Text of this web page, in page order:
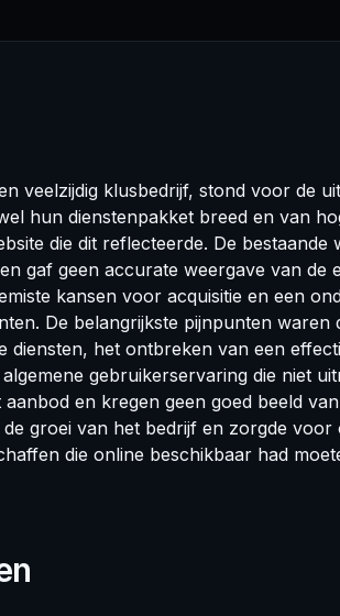
veelzijdig klusbedrijf, stond voor de
hun dienstenpakket breed en van
die dit reflecteerde. De bestaande
gaf geen accurate weergave van de
kansen voor acquisitie en een
De belangrijkste pijnpunten waren
diensten, het ontbreken van een
gebruikerservaring die niet
en kregen geen goed beeld
groei van het bedrijf en zorgde
die online beschikbaar had